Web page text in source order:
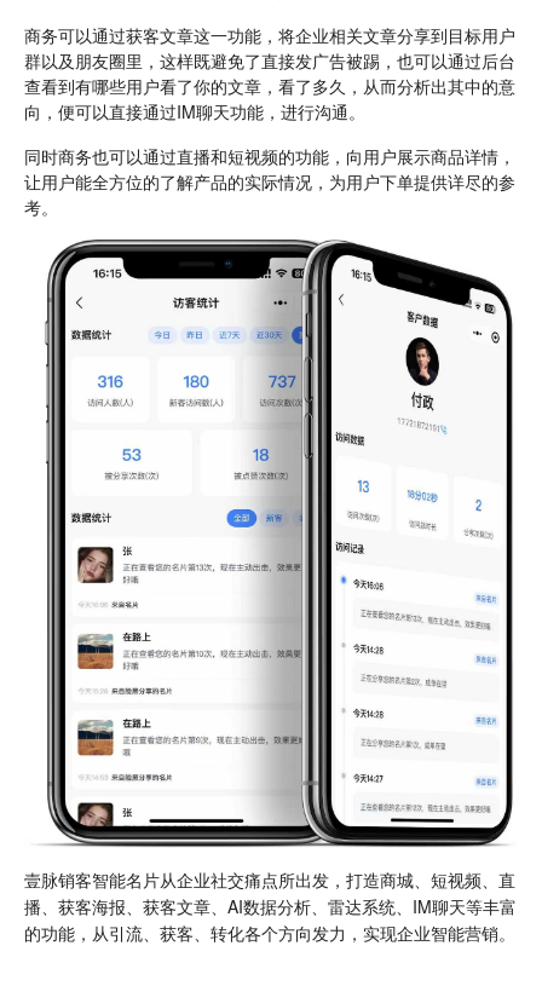
商务可以通过获客文章这一功能，将企业相关文章分享到目标用户
群以及朋友圈里，这样既避免了直接发广告被踢，也可以通过后台
查看到有哪些用户看了你的文章，看了多久，从而分析出其中的意
向，便可以直接通过IM聊天功能，进行沟通。
同时商务也可以通过直播和短视频的功能，向用户展示商品详情，
让用户能全方位的了解产品的实际情况，为用户下单提供详尽的参
考。
壹脉销客智能名片从企业社交痛点所出发，打造商城、短视频、直
播、获客海报、获客文章、AI数据分析、雷达系统、IM聊天等丰富
的功能，从引流、获客、转化各个方向发力，实现企业智能营销。